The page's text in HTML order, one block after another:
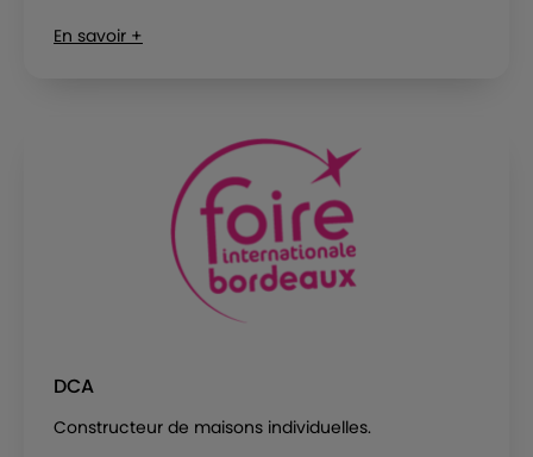
En savoir +
DCA
Constructeur de maisons individuelles.